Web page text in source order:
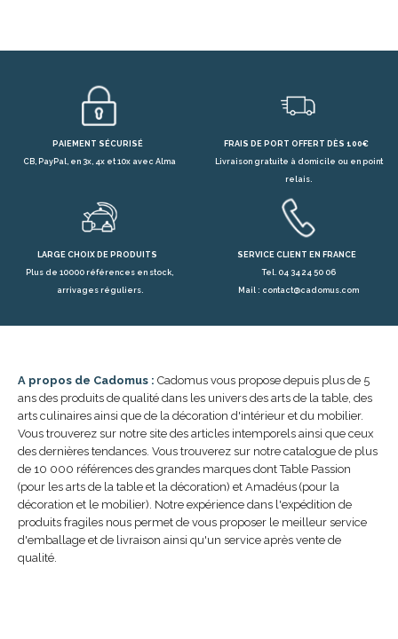
PAIEMENT SÉCURISÉ
CB, PayPal, en 3x, 4x et 10x avec Alma
FRAIS DE PORT OFFERT DÈS 100€
Livraison gratuite à domicile ou en point
relais.
LARGE CHOIX DE PRODUITS
Plus de 10000 références en stock,
arrivages réguliers.
SERVICE CLIENT EN FRANCE
Tel. 04 34 24 50 06
Mail : contact@cadomus.com
A propos de Cadomus : Cadomus vous propose depuis plus de 5
ans des produits de qualité dans les univers des arts de la table, des
arts culinaires ainsi que de la décoration d'intérieur et du mobilier.
Vous trouverez sur notre site des articles intemporels ainsi que ceux
des dernières tendances. Vous trouverez sur notre catalogue de plus
de 10 000 références des grandes marques dont Table Passion
(pour les arts de la table et la décoration) et Amadéus (pour la
décoration et le mobilier). Notre expérience dans l'expédition de
produits fragiles nous permet de vous proposer le meilleur service
d'emballage et de livraison ainsi qu'un service après vente de
qualité.